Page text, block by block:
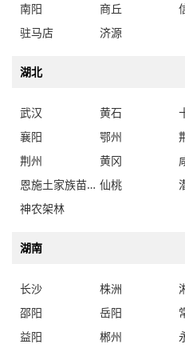
南阳
商丘
驻马店
济源
湖北
武汉 黄石
襄阳
鄂州
荆州
黄冈
恩施土家族苗族自治州 仙桃
神农架林
湖南
长沙 株洲
邵阳
岳阳
益阳
郴州